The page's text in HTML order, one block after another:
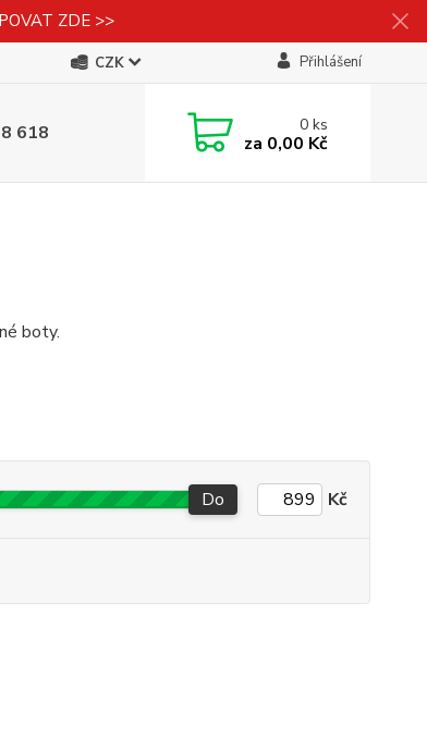
ZDE >>
CZK Přihlášení
618 0ks
za 0,00 Kč
boty.
Do Kč